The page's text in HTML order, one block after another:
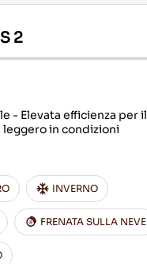
2
- Elevata efficienza per il
in condizioni
INVERNO
FRENATA SULLA NEVE